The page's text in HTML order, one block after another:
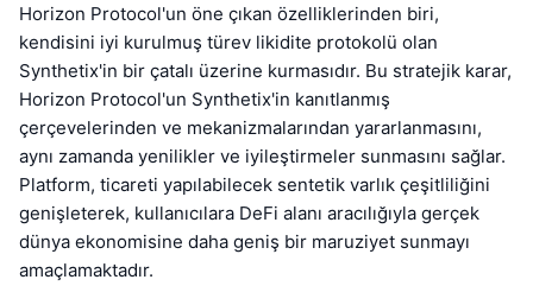
Horizon Protocol'un öne çıkan özelliklerinden biri,
kendisini iyi kurulmuş türev likidite protokolü olan
Synthetix'in bir çatalı üzerine kurmasıdır. Bu stratejik karar,
Horizon Protocol'un Synthetix'in kanıtlanmış
çerçevelerinden ve mekanizmalarından yararlanmasını,
aynı zamanda yenilikler ve iyileştirmeler sunmasını sağlar.
Platform, ticareti yapılabilecek sentetik varlık çeşitliliğini
genişleterek, kullanıcılara DeFi alanı aracılığıyla gerçek
dünya ekonomisine daha geniş bir maruziyet sunmayı
amaçlamaktadır.